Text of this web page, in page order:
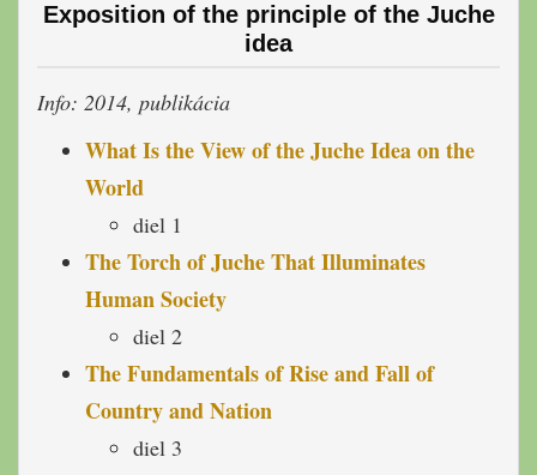
Exposition of the principle of the Juche
idea
Info: 2014, publikácia
What Is the View of the Juche Idea on the
World
diel 1
The Torch of Juche That Illuminates
Human Society
diel 2
The Fundamentals of Rise and Fall of
Country and Nation
diel 3